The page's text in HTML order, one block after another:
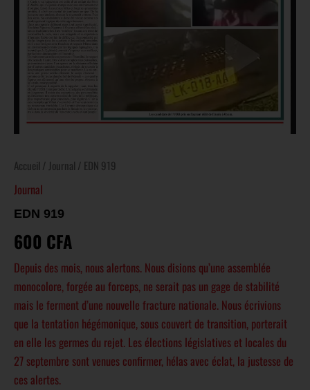
Accueil / Journal / EDN 919
Journal
EDN 919
600 CFA
Depuis des mois, nous alertons. Nous disions qu’une assemblée
monocolore, forgée au forceps, ne serait pas un gage de stabilité
mais le ferment d’une nouvelle fracture nationale. Nous écrivions
que la tentation hégémonique, sous couvert de transition, porterait
en elle les germes du rejet. Les élections législatives et locales du
27 septembre sont venues confirmer, hélas avec éclat, la justesse de
ces alertes.